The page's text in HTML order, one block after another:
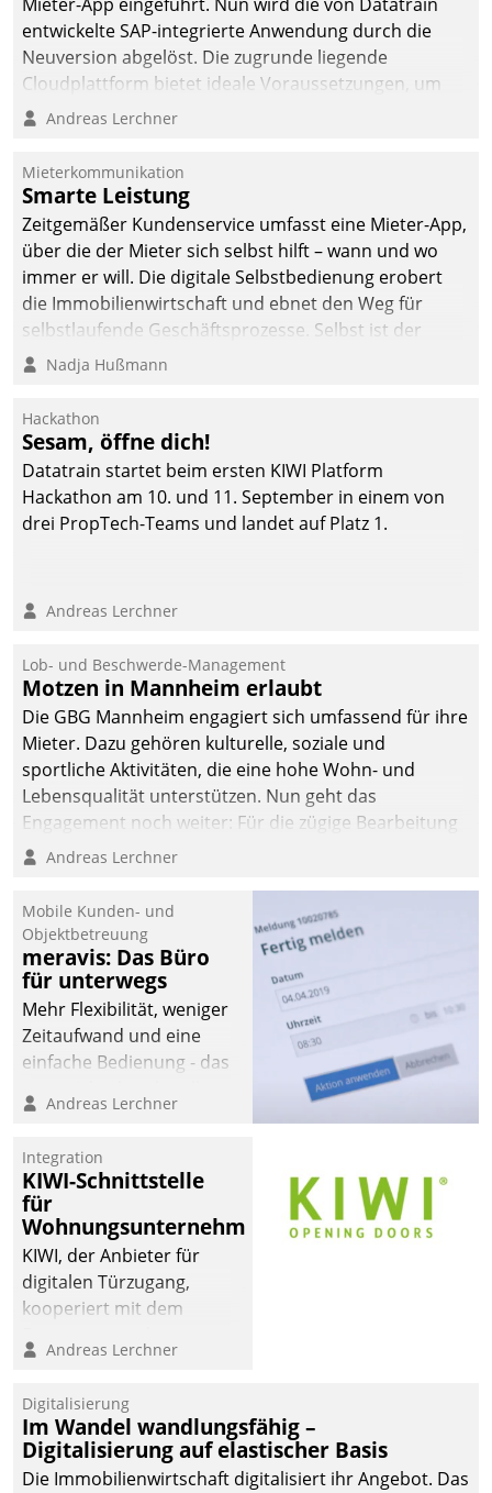
automatisiert, vollständig
und auf Wunsch über
mehrere zuvor
Kommunikationswege bei
entwickelte SAP-integrierte Anwendung durch die
Neuversion abgelöst. Die zugrunde liegende
Cloudplattform bietet ideale Voraussetzungen, um
die Funktionalität der App zu erweitern und weitere
integrieren.
Andreas Lerchner
Mieterkommunikation
Smarte Leistung
Zeitgemäßer Kundenservice umfasst eine Mieter-App,
über die der Mieter sich selbst hilft – wann und wo
immer er will. Die digitale Selbstbedienung erobert
die Immobilienwirtschaft und ebnet den Weg für
selbstlaufende Geschäftsprozesse. Selbst ist der
Kunde und smart der Serviceanbieter.
Nadja Hußmann
Hackathon
Sesam, öffne dich!
Datatrain startet beim ersten KIWI Platform
Hackathon am 10. und 11. September in einem von
drei PropTech-Teams und landet auf Platz 1.
Andreas Lerchner
Lob- und Beschwerde-Management
Motzen in Mannheim erlaubt
Die GBG Mannheim engagiert sich umfassend für ihre
Mieter. Dazu gehören kulturelle, soziale und
sportliche Aktivitäten, die eine hohe Wohn- und
Lebensqualität unterstützen. Nun geht das
Engagement noch weiter: Für die zügige Bearbeitung
von Beschwerden – oder Lob – richtet das
und Beschwerde-Management einen eigenen Kanal
ein.
Andreas Lerchner
Mobile Kunden- und
Objektbetreuung
meravis: Das Büro
für unterwegs
Mehr Flexibilität, weniger
Zeitaufwand und eine
einfache Bedienung - das
Cockpit für mobile
Datatrain. Die meravis
Wohnungsbau- und
Immobilien GmbH hat
sich dabei für den Betrieb
der Lösung über die SAP
Cloud Platform
Unternehmen am
Andreas Lerchner
Integration
KIWI-Schnittstelle
für
Wohnungsunternehmen
KIWI, der Anbieter für
digitalen Türzugang,
kooperiert mit dem
Softwareentwicklungshaus
Andreas Lerchner
Digitalisierung
Im Wandel wandlungsfähig –
Digitalisierung auf elastischer Basis
Die Immobilienwirtschaft digitalisiert ihr Angebot. Das